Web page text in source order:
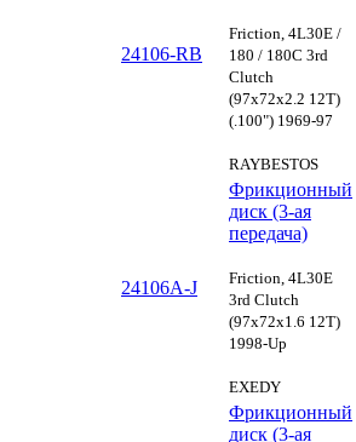
24106-RB
Friction, 4L30E /
180 / 180C 3rd
Clutch
(97x72x2.2 12T)
(.100") 1969-97
RAYBESTOS
24106A-J
Фрикционный
диск (3-ая
передача)
Friction, 4L30E
3rd Clutch
(97x72x1.6 12T)
1998-Up
EXEDY
Фрикционный
диск (3-ая